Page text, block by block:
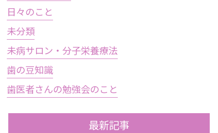
日々のこと
未分類
未病サロン・分子栄養療法
歯の豆知識
歯医者さんの勉強会のこと
最新記事